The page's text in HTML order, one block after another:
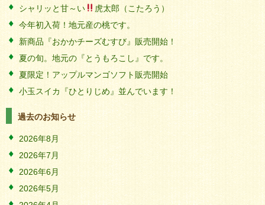
シャリッと甘～い
虎太郎（こたろう）
今年初入荷！地元産の桃です。
新商品『おかかチーズむすび』販売開始！
夏の旬。地元の『とうもろこし』です。
夏限定！アップルマンゴソフト販売開始
小玉スイカ『ひとりじめ』並んでいます！
過去のお知らせ
2026年8月
2026年7月
2026年6月
2026年5月